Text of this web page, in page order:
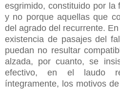
esgrimido, constituido por la
y no porque aquellas que
del agrado del recurrente.
existencia de pasajes del
puedan no resultar
alzada, por cuanto, se
efectivo, en el laudo
íntegramente, los motivos